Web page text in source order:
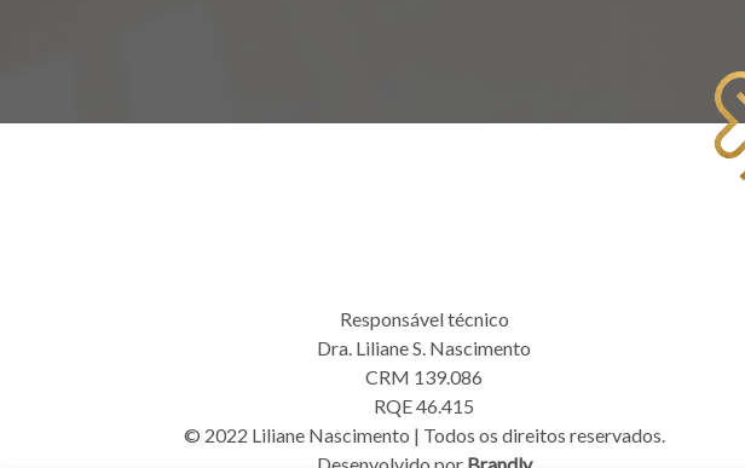
Responsável técnico
Dra. Liliane S. Nascimento
CRM 139.086
RQE 46.415
© 2022 Liliane Nascimento | Todos os direitos reservados.